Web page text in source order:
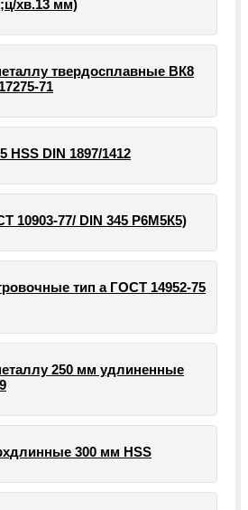
хв.13 мм)
твердосплавные ВК8
71
DIN 1897/1412
10903-77/ DIN 345 Р6М5К5)
тип а ГОСТ 14952-75
250 мм удлиненные
300 мм HSS